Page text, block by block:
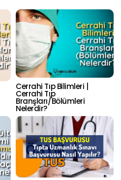
Cerrahi Tıp Bilimleri |
Cerrahi Tıp
Branşları/Bölümleri
Nelerdir?